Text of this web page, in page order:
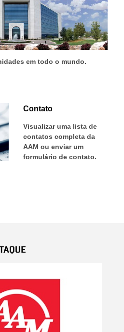
em todo o mundo.
Contato
Visualizar uma lista de
contatos completa da
AAM ou enviar um
formulário de contato.